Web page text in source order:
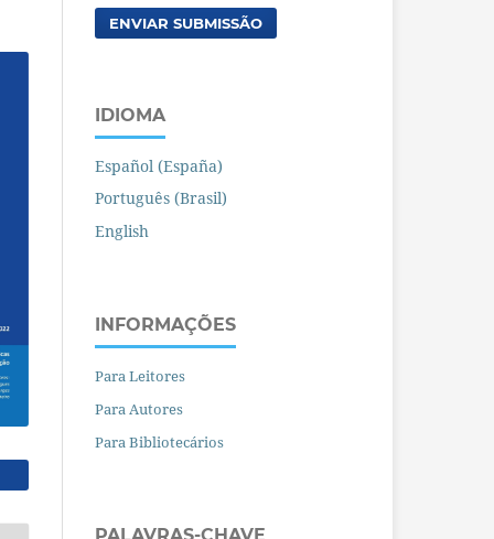
ENVIAR SUBMISSÃO
IDIOMA
Español (España)
Português (Brasil)
English
INFORMAÇÕES
Para Leitores
Para Autores
Para Bibliotecários